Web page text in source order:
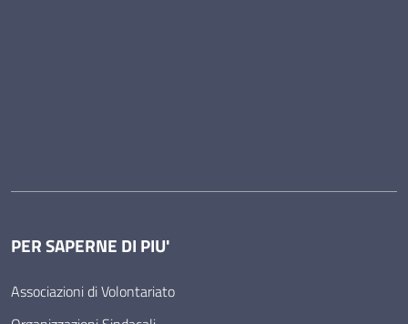
PER SAPERNE DI PIU'
Associazioni di Volontariato